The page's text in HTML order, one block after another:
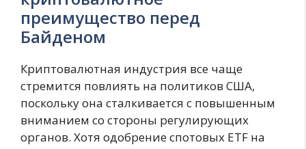
преимущество перед
Байденом
Криптовалютная индустрия все чаще
стремится повлиять на политиков США,
поскольку она сталкивается с повышенным
вниманием со стороны регулирующих
органов. Хотя одобрение спотовых ETF на